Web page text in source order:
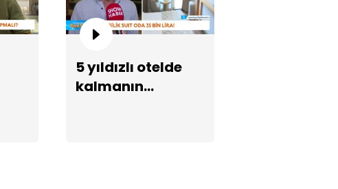
Kadir İnanır'ın cenazinde sefie
5 yıldızlı otelde
kalmanın